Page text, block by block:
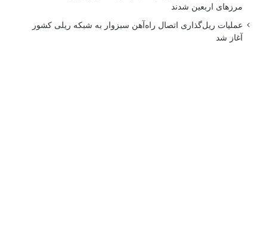
مرزهای اربعین شدند
عملیات ریل‌گذاری اتصال راه‌آهن سبزوار به شبکه ریلی کشور
آغاز شد